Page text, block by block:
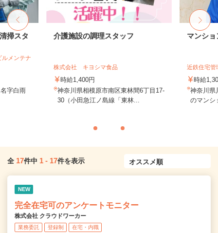
掃スタ
メンテナ
字白雨
介護施設の調理スタッフ
株式会社 キヨシマ食品
時給1,400円
神奈川県相模原市南区東林間6丁目17-
30（小田急江ノ島線「東林...
マンシ
近鉄住宅
時給
神奈川県
のマンシ
全 17件中 1 - 17件を表示
NEW
完全在宅可のアンケートモニター
株式会社 クラウドワーカー
業務委託 登録制 在宅・内職